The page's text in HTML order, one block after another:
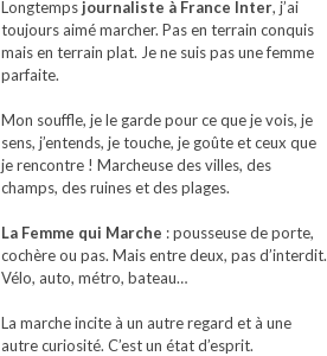
Longtemps journaliste à France Inter, j’ai
toujours aimé marcher. Pas en terrain conquis
mais en terrain plat. Je ne suis pas une femme
parfaite.
Mon souffle, je le garde pour ce que je vois, je
sens, j’entends, je touche, je goûte et ceux que
je rencontre ! Marcheuse des villes, des
champs, des ruines et des plages.
La Femme qui Marche : pousseuse de porte,
cochère ou pas. Mais entre deux, pas d’interdit.
Vélo, auto, métro, bateau…
La marche incite à un autre regard et à une
autre curiosité. C’est un état d’esprit.